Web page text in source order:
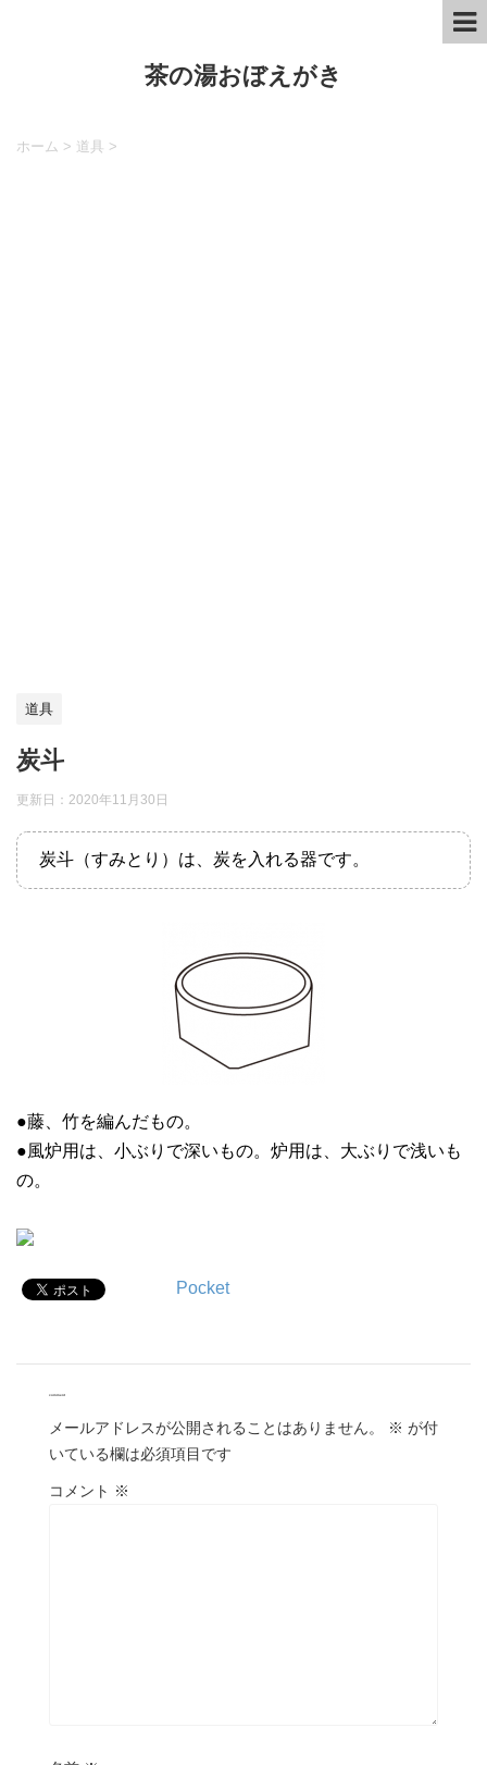
茶の湯おぼえがき
ホーム > 道具 >
道具
炭斗
更新日： 2020年11月30日
炭斗（すみとり）は、炭を入れる器です。
●藤、竹を編んだもの。
●風炉用は、小ぶりで深いもの。炉用は、大ぶりで浅いも
の。
Pocket
comment
メールアドレスが公開されることはありません。 ※ が付
いている欄は必須項目です
コメント ※